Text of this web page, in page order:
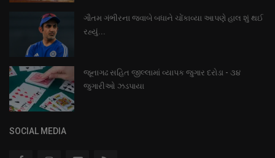
ગૌતમ ગંભીરના જવાબે બધાને ચોંકાવ્યા આપણે હાલ શું થઈ
રહ્યું...
જૂનાગઢ સહિત જીલ્લામાં વ્યાપક જુગાર દરોડા - ૩૪
જુગારીઓ ઝડપાયા
SOCIAL MEDIA